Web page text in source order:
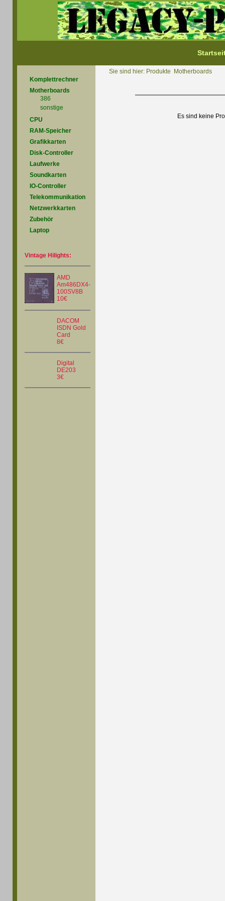
Komplettrechner
Motherboards
386
sonstige
CPU
RAM-Speicher
Grafikkarten
Disk-Controller
Laufwerke
Soundkarten
IO-Controller
Telekommunikation
Netzwerkkarten
Zubehör
Laptop
Vintage Hilights:
AMD
Am486DX4-
100SV8B
10€
DACOM
ISDN Gold
Card
8€
Digital
DE203
3€
Sie sind hier: Produkte Motherboards
Es sind keine